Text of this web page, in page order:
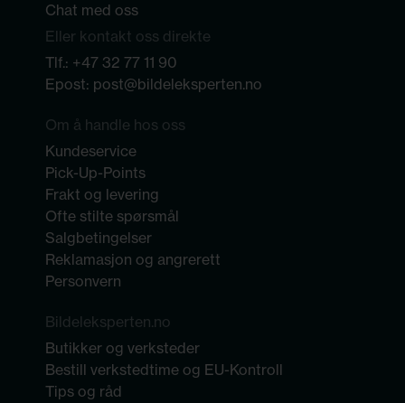
Chat med oss
Eller kontakt oss direkte
Tlf.: +47 32 77 11 90
Epost: post@bildeleksperten.no
Om å handle hos oss
Kundeservice
Pick-Up-Points
Frakt og levering
Ofte stilte spørsmål
Salgbetingelser
Reklamasjon og angrerett
Personvern
Bildeleksperten.no
Butikker og verksteder
Bestill verkstedtime og EU-Kontroll
Tips og råd